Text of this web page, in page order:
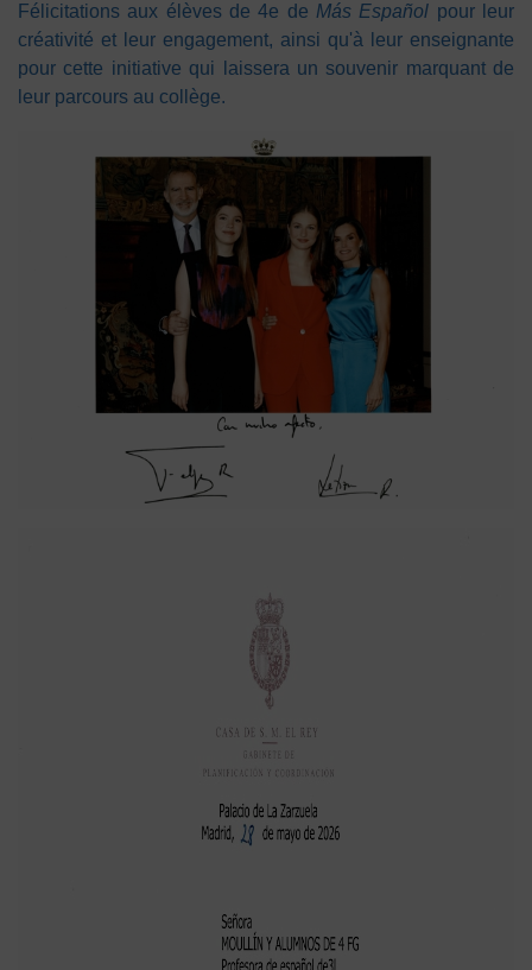
Félicitations aux élèves de 4e de Más Español pour leur
créativité et leur engagement, ainsi qu'à leur enseignante
pour cette initiative qui laissera un souvenir marquant de
leur parcours au collège.